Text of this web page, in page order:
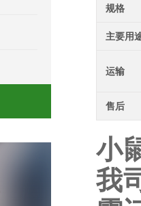
规格
主要用
运输
售后
小
我